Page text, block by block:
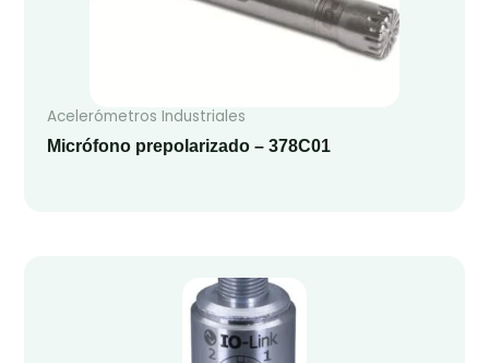
Acelerómetros Industriales
Micrófono prepolarizado – 378C01